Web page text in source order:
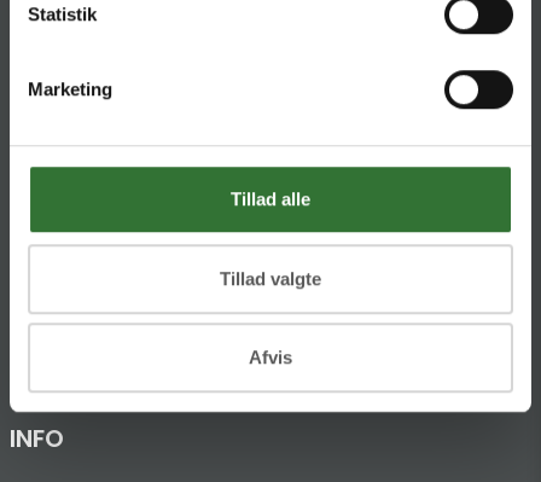
Statistik
Marketing
Tillad alle
Tillad valgte
Afvis
Theilgaards Torv 1
DK-8680 RY
@:denmark@folsgaard.com
INFO